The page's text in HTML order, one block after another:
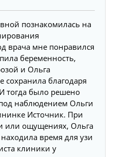
познакомилась на
врача мне понравился
беременность,
и Ольга
благодаря
тогда было решено
наблюдением Ольги
Источник. При
или ощущениях, Ольга
время для узи
клиники у